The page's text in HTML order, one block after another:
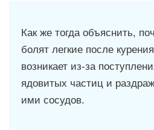
Как же тогда объяснить,
болят легкие после
возникает из-за
ядовитых частиц и
ими сосудов.